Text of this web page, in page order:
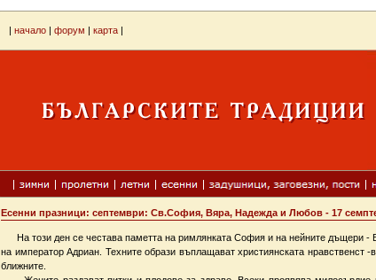
| начало | форум | карта |
Есенни празници: септември: Св.София, Вяра, Надежда и Любов - 17
На този ден се честава паметта на римлянката София и на нейните дъщери -
на император Адриан. Техните образи въплащават християнската нравственст
ближните.